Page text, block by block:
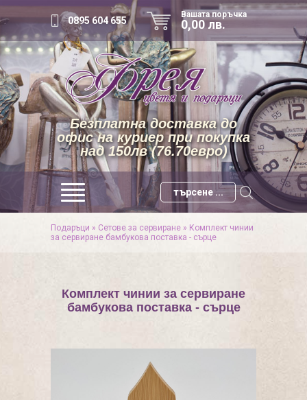
0895 604 655
Вашата поръчка
0,00 лв.
Безплатна доставка до
офис на куриер при покупка
над 150лв (76.70евро)
Подаръци » Сетове за сервиране » Комплект чинии
за сервиране бамбукова поставка - сърце
Комплект чинии за сервиране
бамбукова поставка - сърце